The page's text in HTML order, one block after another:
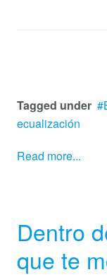
Tagged under
ecualización
Read more...
Dentro
que te